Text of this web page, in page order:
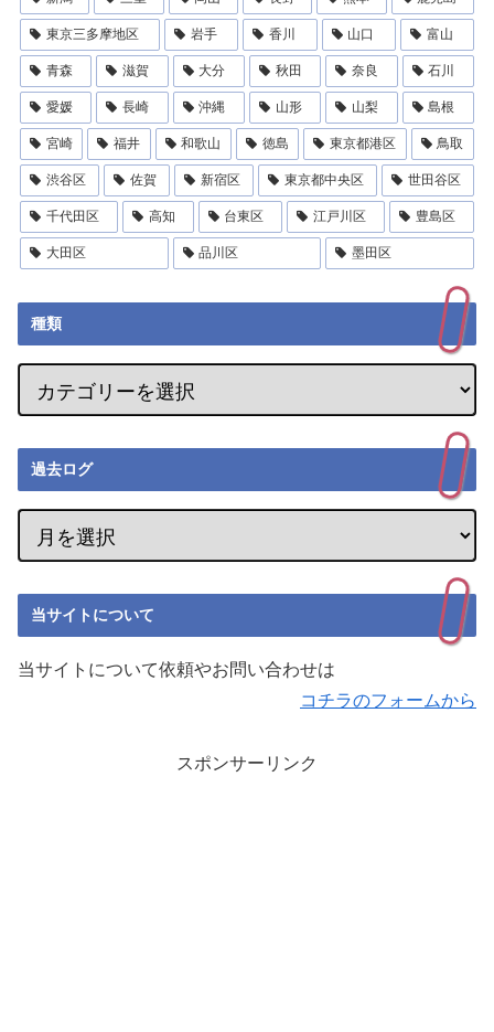
東京三多摩地区 岩手 香川 山口 富山
青森 滋賀 大分 秋田 奈良 石川
愛媛 長崎 沖縄 山形 山梨 島根
宮崎 福井 和歌山 徳島 東京都港区 鳥取
渋谷区 佐賀 新宿区 東京都中央区 世田谷区
千代田区 高知 台東区 江戸川区 豊島区
大田区 品川区 墨田区
種類
過去ログ
当サイトについて
当サイトについて依頼やお問い合わせは
コチラのフォームから
スポンサーリンク